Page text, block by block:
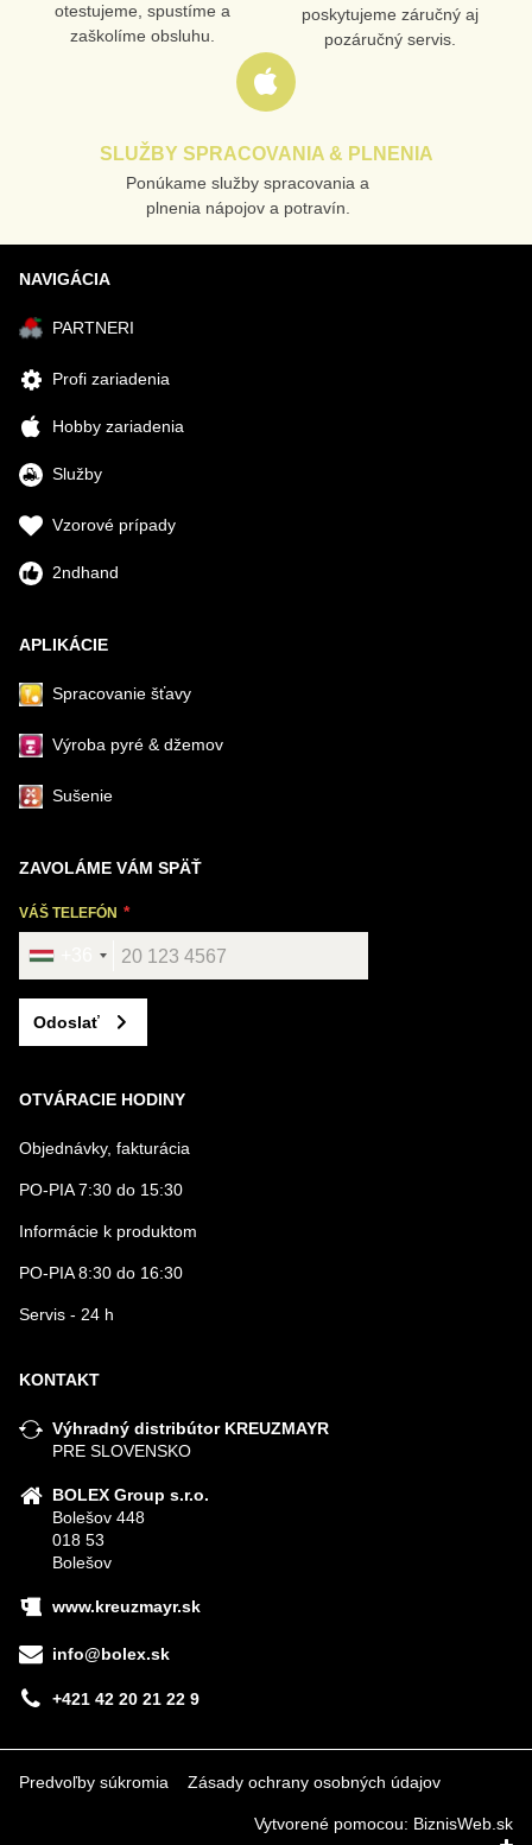
otestujeme, spustíme a
zaškolíme obsluhu.
poskytujeme záručný aj
pozáručný servis.
SLUŽBY SPRACOVANIA & PLNENIA
Ponúkame služby spracovania a
plnenia nápojov a potravín.
NAVIGÁCIA
PARTNERI
Profi zariadenia
Hobby zariadenia
Služby
Vzorové prípady
2ndhand
APLIKÁCIE
Spracovanie šťavy
Výroba pyré & džemov
Sušenie
ZAVOLÁME VÁM SPÄŤ
VÁŠ TELEFÓN
Odoslať
OTVÁRACIE HODINY
Objednávky, fakturácia
PO-PIA 7:30 do 15:30
Informácie k produktom
PO-PIA 8:30 do 16:30
Servis - 24 h
KONTAKT
Výhradný distribútor KREUZMAYR
PRE SLOVENSKO
BOLEX Group s.r.o.
Bolešov 448
018 53
Bolešov
www.kreuzmayr.sk
info@bolex.sk
+421 42 20 21 22 9
Predvoľby súkromia Zásady ochrany osobných údajov
Vytvorené pomocou: BiznisWeb.sk